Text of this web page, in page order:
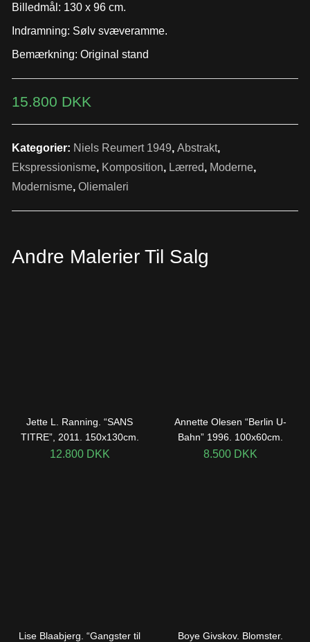
Billedmål: 130 x 96 cm.
Indramning: Sølv svæveramme.
Bemærkning: Original stand
15.800 DKK
Kategorier: Niels Reumert 1949, Abstrakt,
Ekspressionisme, Komposition, Lærred, Moderne,
Modernisme, Oliemaleri
Andre Malerier Til Salg
Jette L. Ranning. “SANS
TITRE”, 2011. 150x130cm.
12.800 DKK
Annette Olesen “Berlin U-
Bahn” 1996. 100x60cm.
8.500 DKK
Lise Blaabjerg. “Gangster til
Boye Givskov. Blomster.